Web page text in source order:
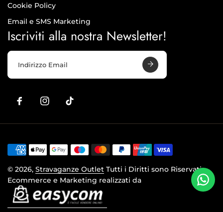
Cookie Policy
Email e SMS Marketing
Iscriviti alla nostra Newsletter!
I
d
m
i
© 2026, Stravaganze Outlet Tutti i Diritti sono Riservati
Ecommerce e Marketing realizzati da